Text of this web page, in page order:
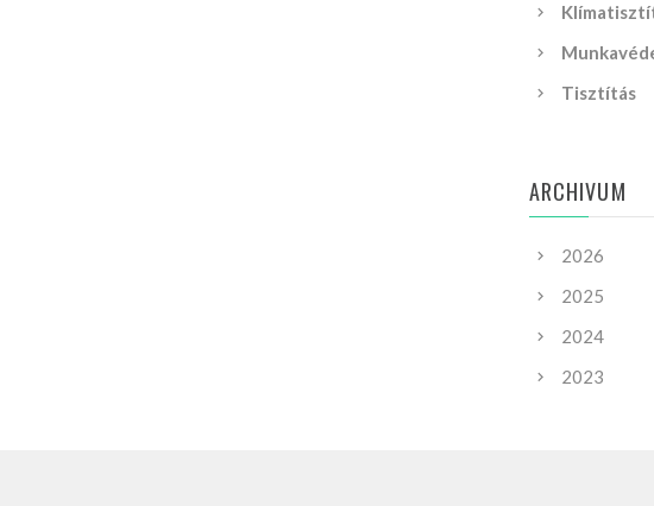
Tisztítás
ARCHIVUM
2026
2025
2024
2023